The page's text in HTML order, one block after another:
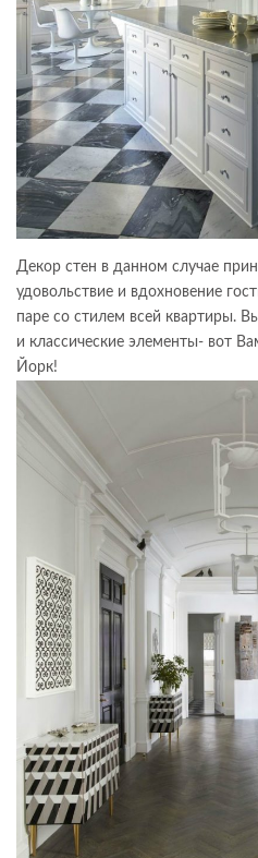
Декор стен в данном случае
удовольствие и вдохновение
паре со стилем всей квартиры.
и классические элементы- вот
Йорк!